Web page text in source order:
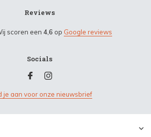
Reviews
scoren een 4,6 op Google reviews
Socials
je aan voor onze nieuwsbrief